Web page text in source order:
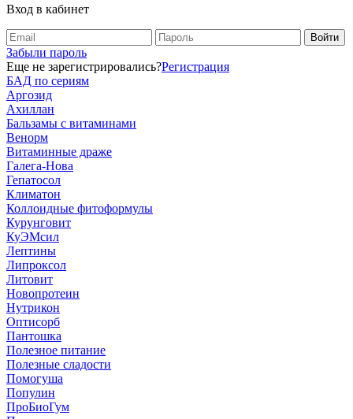
Вход в кабинет
Забыли пароль
Еще не зарегистрировались?Регистрация
БАД по сериям
Аргозид
Ахиллан
Бальзамы с витаминами
Венорм
Витаминные драже
Галега-Нова
Гепатосол
Климатон
Коллоидные фитоформулы
Курунговит
КуЭМсил
Лептины
Липроксол
Литовит
Новопротеин
Нутрикон
Оптисорб
Пантошка
Полезное питание
Полезные сладости
Помогуша
Популин
ПроБиоГум